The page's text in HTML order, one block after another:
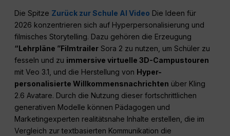
Die Spitze Zurück zur Schule AI Video Die Ideen für
2026 konzentrieren sich auf Hyperpersonalisierung und
filmisches Storytelling. Dazu gehören die Erzeugung
“Lehrpläne ”Filmtrailer Sora 2 zu nutzen, um Schüler zu
fesseln und zu immersive virtuelle 3D-Campustouren
mit Veo 3.1, und die Herstellung von Hyper-
personalisierte Willkommensnachrichten über Kling
2.6 Avatare. Durch die Nutzung dieser fortschrittlichen
generativen Modelle können Pädagogen und
Marketingexperten realitätsnahe Inhalte erstellen, die im
Vergleich zur textbasierten Kommunikation die